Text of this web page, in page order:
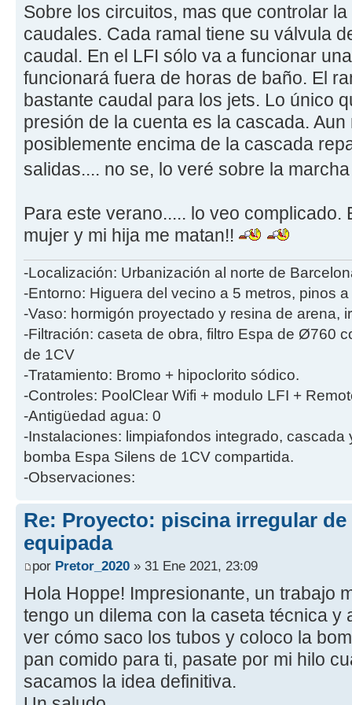
Sobre los circuitos, mas que controlar
caudales. Cada ramal tiene su válvula
caudal. En el LFI sólo va a funcionar
funcionará fuera de horas de baño. El
bastante caudal para los jets. Lo único
presión de la cuenta es la cascada.
posiblemente encima de la cascada
salidas.... no se, lo veré sobre la
Para este verano..... lo veo complicado.
mujer y mi hija me matan!!
-Localización: Urbanización al norte de
-Entorno: Higuera del vecino a 5 metros, pinos
-Vaso: hormigón proyectado y resina de arena,
-Filtración: caseta de obra, filtro Espa de Ø760
de 1CV
-Tratamiento: Bromo + hipoclorito sódico.
-Controles: PoolClear Wifi + modulo LFI +
-Antigüedad agua: 0
-Instalaciones: limpiafondos integrado,
bomba Espa Silens de 1CV compartida.
-Observaciones:
Re: Proyecto: piscina irregular
equipada
por Pretor_2020 » 31 Ene 2021, 23:09
Hola Hoppe! Impresionante, un trabajo
tengo un dilema con la caseta técnica y
ver cómo saco los tubos y coloco la
pan comido para ti, pasate por mi hilo
sacamos la idea definitiva.